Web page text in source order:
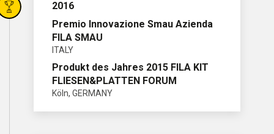
2016
Premio Innovazione Smau Azienda
FILA SMAU
ITALY
Produkt des Jahres 2015 FILA KIT
FLIESEN&PLATTEN FORUM
Köln, GERMANY